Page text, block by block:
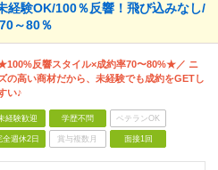
経験OK/100％反響！飛び込みなし/
～80％
反響スタイル×成約率70〜80%★／ ニ
の高い商材だから、未経験でも成約をGETし
い♪
経験歓迎 学歴不問 ベテランOK
全週休2日 賞与複数月 面接1回